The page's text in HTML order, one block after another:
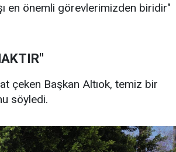
en önemli görevlerimizden biridir"
çeken Başkan Altıok, temiz bir
söyledi.